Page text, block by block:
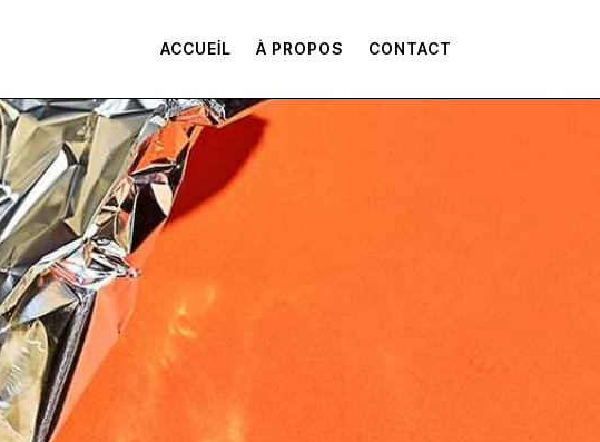
ACCUEIL À PROPOS CONTACT